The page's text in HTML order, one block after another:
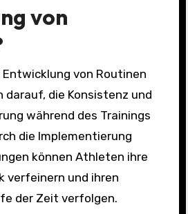
von
von Routinen
darauf, die Konsistenz und
während des Trainings
die Implementierung
können Athleten ihre
verfeinern und ihren
der Zeit verfolgen.